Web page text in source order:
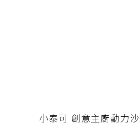
小泰可 創意主廚動力沙